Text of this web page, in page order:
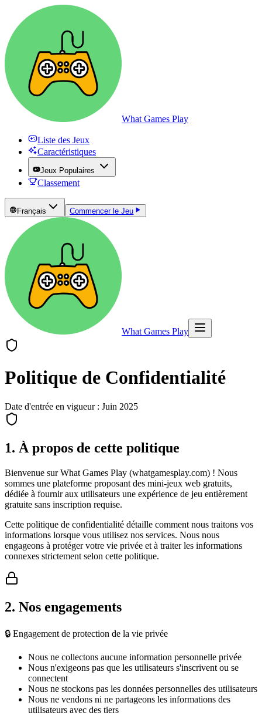
What Games Play
Liste des Jeux
Caractéristiques
Jeux Populaires
Classement
Français Commencer le Jeu
What Games Play
Politique de Confidentialité
Date d'entrée en vigueur : Juin 2025
1. À propos de cette politique
Bienvenue sur What Games Play (whatgamesplay.com) ! Nous
sommes une plateforme proposant des mini-jeux web gratuits,
dédiée à fournir aux utilisateurs une expérience de jeu entièrement
gratuite sans inscription requise.
Cette politique de confidentialité détaille comment nous traitons vos
informations lorsque vous utilisez nos services. Nous nous
engageons à protéger votre vie privée et à traiter les informations
connexes strictement selon cette politique.
2. Nos engagements
🔒 Engagement de protection de la vie privée
Nous ne collectons aucune information personnelle privée
Nous n'exigeons pas que les utilisateurs s'inscrivent ou se
connectent
Nous ne stockons pas les données personnelles des utilisateurs
Nous ne vendons ni ne partageons les informations des
utilisateurs avec des tiers